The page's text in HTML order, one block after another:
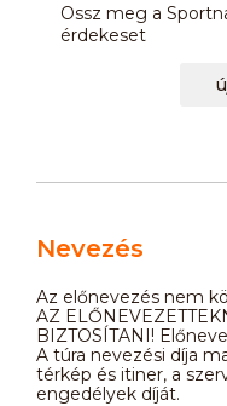
Ossz meg a
érdekeset
Nevezés
Az előnevezés nem
AZ
BIZTOSÍTANI!
A túra nevezési díja
térkép és itiner, a
engedélyek díját.